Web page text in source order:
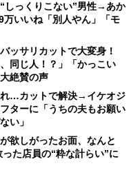
しっくりこない”男性→あか
いいね「別人やん」「モ
ッサリカットで大変身！
同じ人！？」「かっこい
絶賛の声
…カットで解決→イケオジ
ターに「うちの夫もお願い
い」
欲しがったお面、なんと
た店員の“粋な計らい”に